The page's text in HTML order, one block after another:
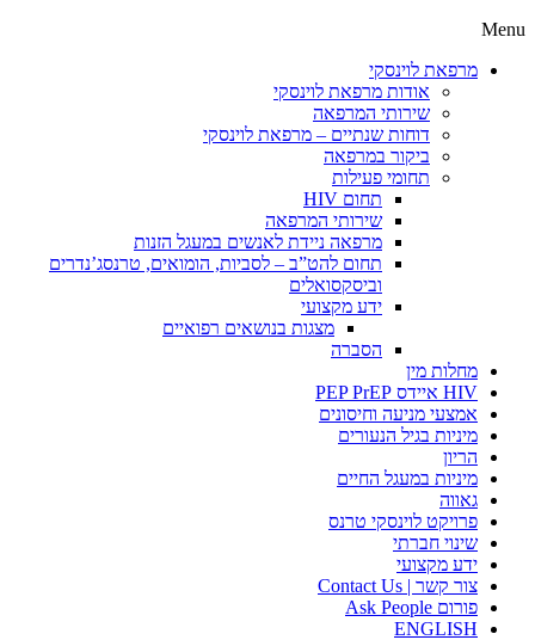
Menu
מרפאת לוינסקי
אודות מרפאת לוינסקי
שירותי המרפאה
דוחות שנתיים – מרפאת לוינסקי
ביקור במרפאה
תחומי פעילות
תחום HIV
שירותי המרפאה
מרפאה ניידת לאנשים במעגל הזנות
תחום להט”ב – לסביות, הומואים, טרנסג’נדרים
וביסקסואלים
ידע מקצועי
מצגות בנושאים רפואיים
הסברה
מחלות מין
HIV איידס PEP PrEP
אמצעי מניעה וחיסונים
מיניות בגיל הנעורים
הריון
מיניות במעגל החיים
גאווה
פרויקט לוינסקי טרנס
שינוי חברתי
ידע מקצועי
צור קשר | Contact Us
פורום Ask People
ENGLISH